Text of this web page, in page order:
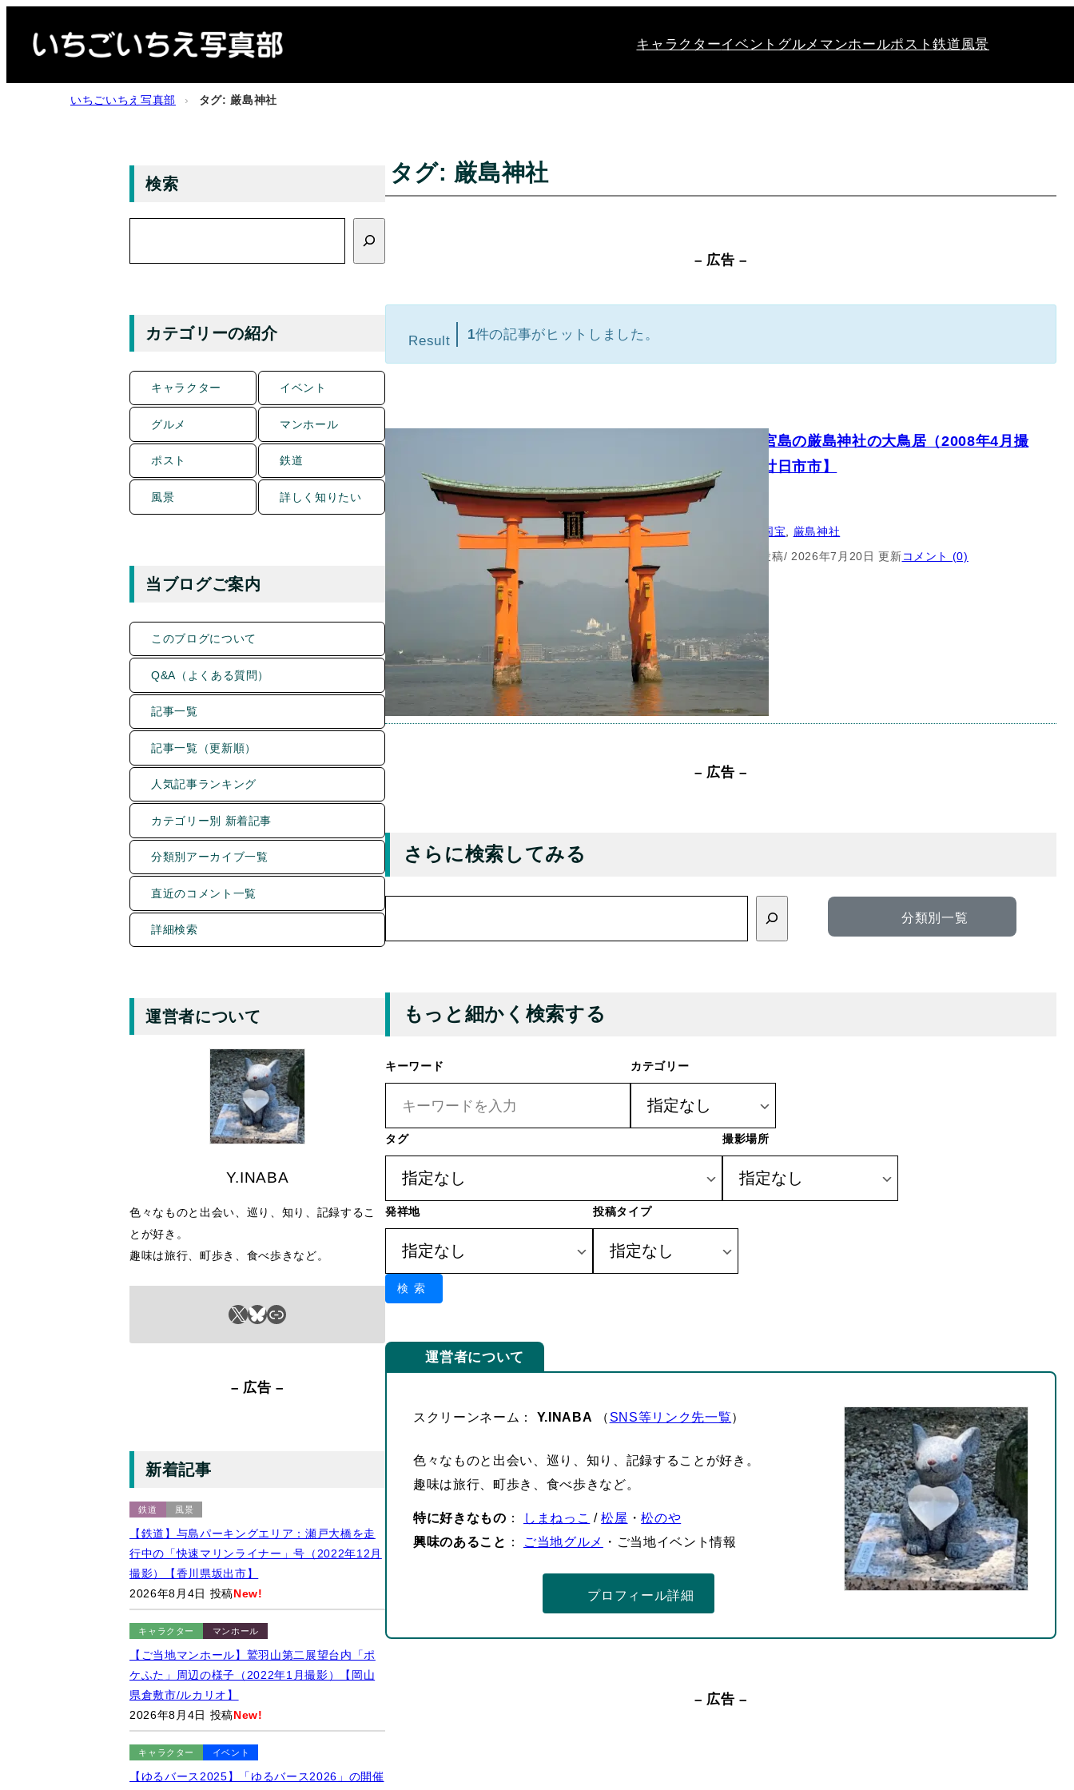
キャラクターイベント グルメ マンホールポスト鉄道 風景
いちごいちえ写真部 › タグ: 厳島神社
タグ: 厳島神社
– 広告 –
Result 1件の記事がヒットしました。
【世界遺産】宮島の厳島神社の大鳥居（2008年4月撮
影）【広島県廿日市市】
風景
タグ： 国宝
厳島神社
2025年5月25日 投稿/ 2026年7月20日 更新コメント (0)
– 広告 –
さらに検索してみる
検
分類別一覧
もっと細かく検索する
キーワード カテゴリー
タグ 撮影場所
発祥地 投稿タイプ
検索
運営者について
スクリーンネーム： Y.INABA （ SNS等リンク先一覧）
色々なものと出会い、巡り、知り、記録することが好き。
趣味は旅行、町歩き、食べ歩きなど。
特に好きなもの ： しまねっこ /松屋 ・松のや
興味のあること ： ご当地グルメ ・ご当地イベント情報
プロフィール詳細
– 広告 –
検索
カテゴリーの紹介
キャラクター イベント
グルメ マンホール
ポスト 鉄道
風景 詳しく知りたい
当ブログご案内
このブログについて
Q&A（よくある質問）
記事一覧
記事一覧（更新順）
人気記事ランキング
カテゴリー別 新着記事
分類別アーカイブ一覧
直近のコメント一覧
詳細検索
運営者について
Y.INABA
色々なものと出会い、巡り、知り、記録するこ
とが好き。
趣味は旅行、町歩き、食べ歩きなど。
X Bluesky リンク
– 広告 –
新着記事
鉄道 風景
【鉄道】与島パーキングエリア：瀬戸大橋を走
行中の「快速マリンライナー」号（2022年12月
撮影）【香川県坂出市】
2026年8月4日 投稿New!
キャラクター マンホール
【ご当地マンホール】鷲羽山第二展望台内「ポ
ケふた」周辺の様子（2022年1月撮影）【岡山
県倉敷市/ルカリオ】
2026年8月4日 投稿New!
キャラクター イベント
【ゆるバース2025】「ゆるバース2026」の開催